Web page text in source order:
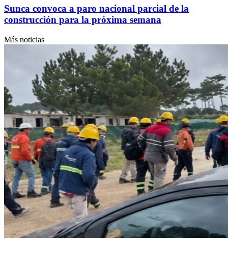
Sunca convoca a paro nacional parcial de la
construcción para la próxima semana
Más noticias